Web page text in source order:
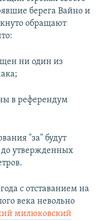
берега Вайно и
обращают
ни один из
в референдум
"за" будут
утвержденных
с отставанием на
века невольно
милюковский